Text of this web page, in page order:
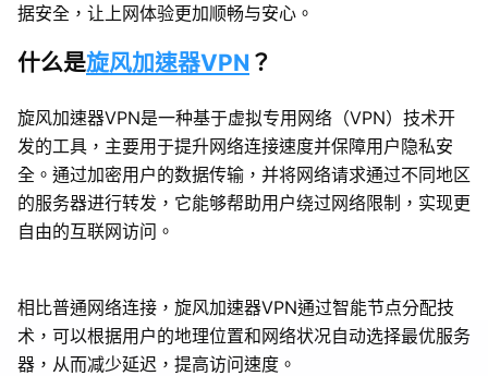
据安全，让上网体验更加顺畅与安心。
什么是旋风加速器VPN ？
旋风加速器VPN是一种基于虚拟专用网络（VPN）技术开
发的工具，主要用于提升网络连接速度并保障用户隐私安
全。通过加密用户的数据传输，并将网络请求通过不同地区
的服务器进行转发，它能够帮助用户绕过网络限制，实现更
自由的互联网访问。
相比普通网络连接，旋风加速器VPN通过智能节点分配技
术，可以根据用户的地理位置和网络状况自动选择最优服务
器，从而减少延迟，提高访问速度。